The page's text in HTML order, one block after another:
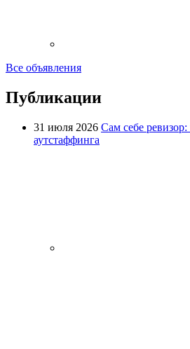
Все объявления
Публикации
31 июля 2026 Сам себе
аутстаффинга